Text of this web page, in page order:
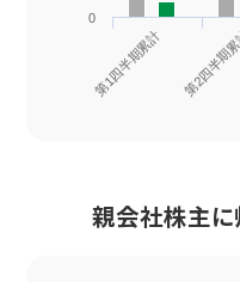
第1四半期累計 第2四半
0
親会社株主